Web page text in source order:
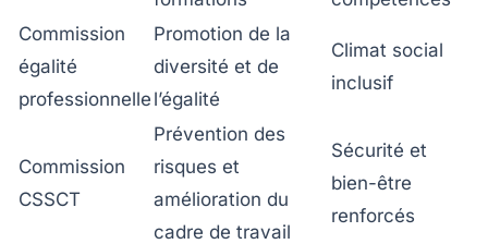
Commission
égalité
professionnelle
Promotion de la
diversité et de
l’égalité
Climat social
inclusif
Commission
CSSCT
Prévention des
risques et
amélioration du
cadre de travail
Sécurité et
bien-être
renforcés